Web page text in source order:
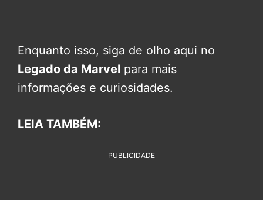
Enquanto isso, siga de olho aqui no
Legado da Marvel para mais
informações e curiosidades.
LEIA TAMBÉM:
PUBLICIDADE